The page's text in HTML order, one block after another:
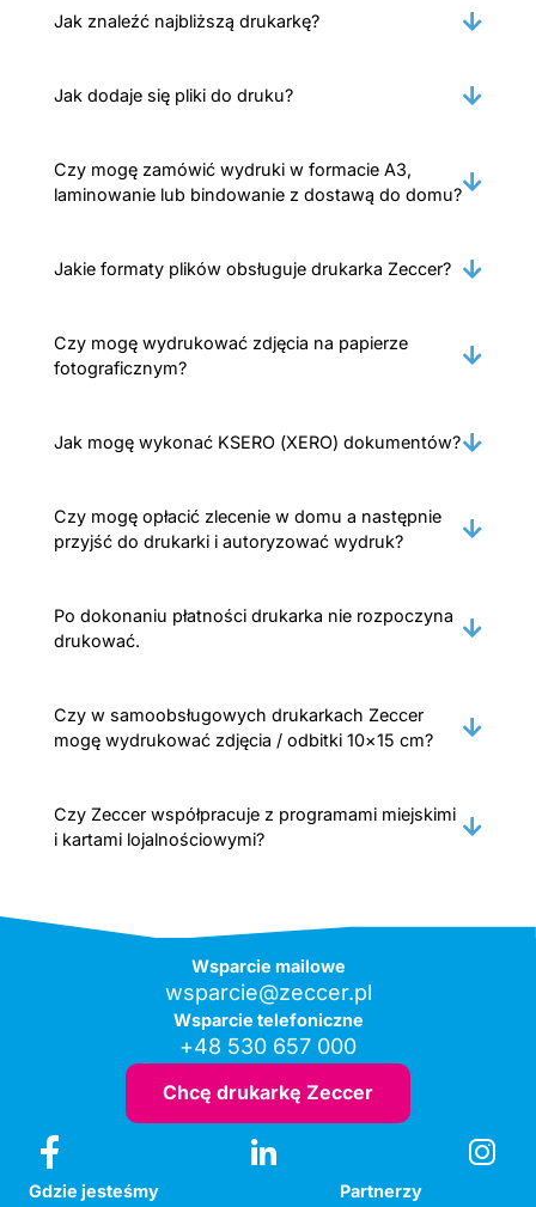
Jak znaleźć najbliższą drukarkę?
Jak dodaje się pliki do druku?
Czy mogę zamówić wydruki w formacie A3,
laminowanie lub bindowanie z dostawą do domu?
Jakie formaty plików obsługuje drukarka Zeccer?
Czy mogę wydrukować zdjęcia na papierze
fotograficznym?
Jak mogę wykonać KSERO (XERO) dokumentów?
Czy mogę opłacić zlecenie w domu a następnie
przyjść do drukarki i autoryzować wydruk?
Po dokonaniu płatności drukarka nie rozpoczyna
drukować.
Czy w samoobsługowych drukarkach Zeccer
mogę wydrukować zdjęcia / odbitki 10×15 cm?
Czy Zeccer współpracuje z programami miejskimi
i kartami lojalnościowymi?
Wsparcie mailowe
wsparcie@zeccer.pl
Wsparcie telefoniczne
+48 530 657 000
Chcę drukarkę Zeccer
Gdzie jesteśmy
Partnerzy